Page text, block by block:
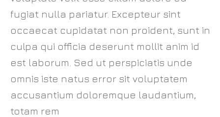
fugiat nulla pariatur. Excepteur sint
occaecat cupidatat non proident, sunt in
culpa qui officia deserunt mollit anim id
est laborum. Sed ut perspiciatis unde
omnis iste natus error sit voluptatem
accusantium doloremque laudantium,
totam rem